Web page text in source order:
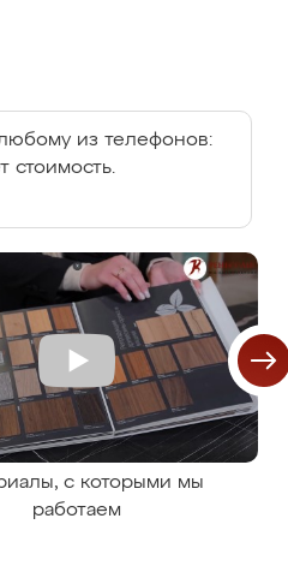
из телефонов:
стоимость.
с которыми мы
работаем